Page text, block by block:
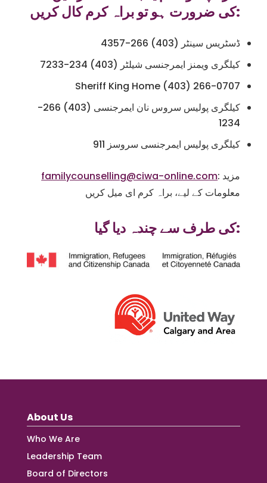
کی ضرورت ہو تو براہ کرم کال کریں:
ڈسٹریس سینٹر (403) 266-4357
کیلگری ویمنز ایمرجنسی شیلٹر (403) 234-7233
Sheriff King Home (403) 266-0707
کیلگری پولیس سروس نان ایمرجنسی (403) 266-
1234
کیلگری پولیس ایمرجنسی سروسز 911
familycounselling@ciwa-online.com: مزید
معلومات کے لیے، براہ کرم ای میل کریں
کی طرف سے چندہ دیا گیا:
About Us
Who We Are
Leadership Team
Board of Directors